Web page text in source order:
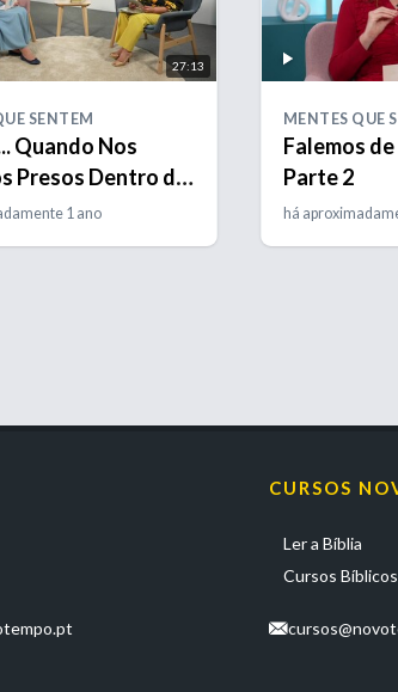
27:13
SENTEM
Quando Nos
Presos Dentro do
1 ano
MENTES QUE
Falemos
Parte 2
há
CURSOS
Ler a Bíblia
Cursos Bíblicos